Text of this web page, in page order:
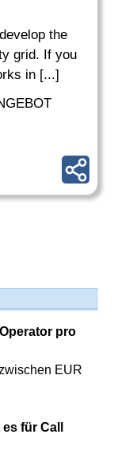
the
grid. If you
in [...]
pro
EUR
für Call